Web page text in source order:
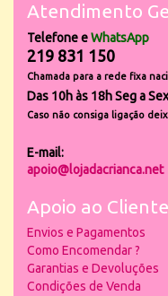
Atendimento
Telefone eWhatsApp
219 831 150
Chamada para a rede fixa
Das 10h às 18h Seg a Sex
Caso não consiga ligação
E-mail:
apoio@lojadacrianca.net
Apoio ao Cliente
Envios e Pagamentos
Como Encomendar ?
Garantias e Devoluções
Condições de Venda